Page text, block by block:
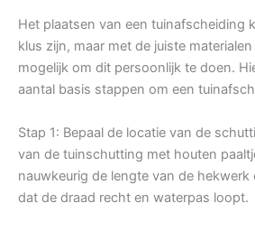
Het plaatsen van een tuinafscheiding
klus zijn, maar met de juiste
mogelijk om dit persoonlijk te doen.
aantal basis stappen om een
Stap 1: Bepaal de locatie van de
van de tuinschutting met houten
nauwkeurig de lengte van de
dat de draad recht en waterpas loopt.